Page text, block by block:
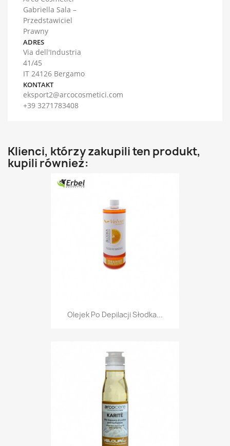
Gabriella Sala –
Przedstawiciel
Prawny
ADRES
Via dell'Industria
41/45
IT 24126 Bergamo
KONTAKT
eksport2@arcocosmetici.com
+39 3271783408
Klienci, którzy zakupili ten produkt,
kupili również:
Olejek Po Depilacji Słodka...